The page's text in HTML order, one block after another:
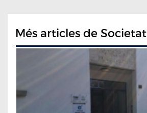
Més articles de Societat